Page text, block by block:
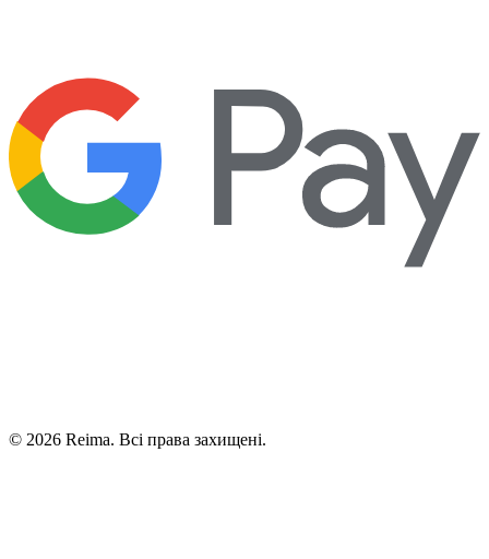
© 2026 Reima. Всі права захищені.